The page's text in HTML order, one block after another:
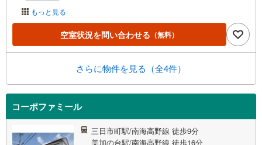
もっと見る
空室状況を問い合わせる （無料）
さらに物件を見る（全4件）
コーポファミール
三日市町駅/南海高野線 徒歩9分
美加の台駅/南海高野線 徒歩16分